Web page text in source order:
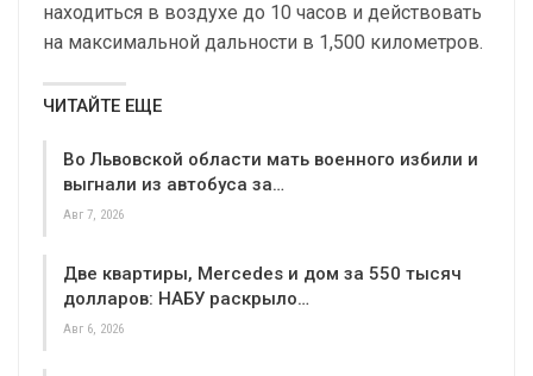
находиться в воздухе до 10 часов и действовать
на максимальной дальности в 1,500 километров.
ЧИТАЙТЕ ЕЩЕ
Во Львовской области мать военного избили и
выгнали из автобуса за…
Авг 7, 2026
Две квартиры, Mercedes и дом за 550 тысяч
долларов: НАБУ раскрыло…
Авг 6, 2026